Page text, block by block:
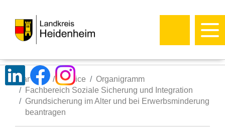
Startseite Service
Organigramm
Fachbereich Soziale Sicherung und Integration
Grundsicherung im Alter und bei Erwerbsminderung
beantragen